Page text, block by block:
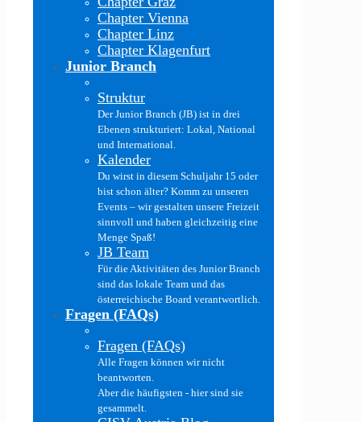
Chapter Vienna
Chapter Linz
Chapter Klagenfurt
Junior Branch
Struktur
Der Junior Branch (JB) ist in drei
Ebenen strukturiert: Lokal, National
und International.
Kalender
Du wirst in diesem Schuljahr 15 oder
bist schon älter? Komm zu unseren
Events – wir gestalten unsere Freizeit
sinnvoll und haben gleichzeitig eine
Menge Spaß!
JB Team
Für die Aktivitäten des Junior Branch
sind das lokale Team und das
österreichische Board verantwortlich.
Fragen (FAQs)
Fragen (FAQs)
Alle Fragen können wir nicht
beantworten.
Aber die häufigsten - hier sind sie
gesammelt.